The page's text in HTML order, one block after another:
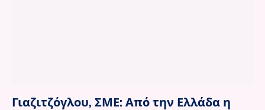
Γιαζιτζόγλου, ΣΜΕ: Από την Ελλάδα η